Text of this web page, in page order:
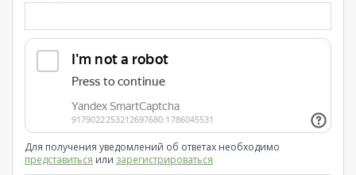
Для получения уведомлений об ответах необходимо
представиться или зарегистрироваться